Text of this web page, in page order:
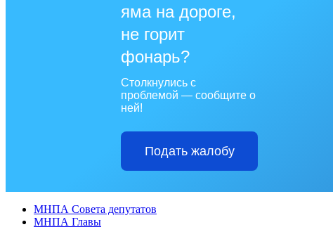
яма на дороге,
не горит
фонарь?
Столкнулись с
проблемой — сообщите о
ней!
Подать жалобу
МНПА Совета депутатов
МНПА Главы